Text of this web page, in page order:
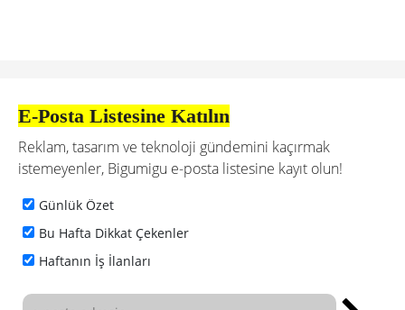
E-Posta Listesine Katılın
Reklam, tasarım ve teknoloji gündemini kaçırmak
istemeyenler, Bigumigu e-posta listesine kayıt olun!
Günlük Özet
Bu Hafta Dikkat Çekenler
Haftanın İş İlanları